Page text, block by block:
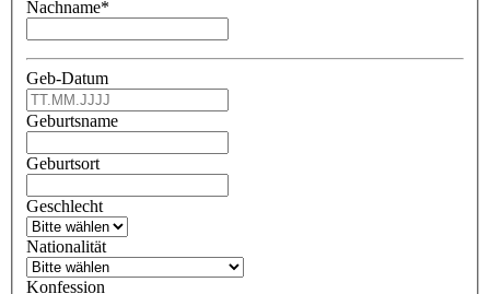
Nachname*
Geb-Datum
Geburtsname
Geburtsort
Geschlecht
Nationalität
Konfession